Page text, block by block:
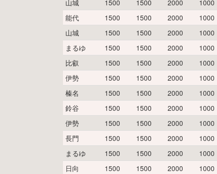
山城
1500 1500 2000
1000
能代
1500 1500 2000
1000
山城
1500 1500 2000
1000
まるゆ
1500 1500 2000
1000
比叡
1500 1500 2000
1000
伊勢
1500 1500 2000
1000
榛名
1500 1500 2000
1000
鈴谷
1500 1500 2000
1000
伊勢
1500 1500 2000
1000
長門
1500 1500 2000
1000
まるゆ
1500 1500 2000
1000
日向
1500 1500 2000
1000